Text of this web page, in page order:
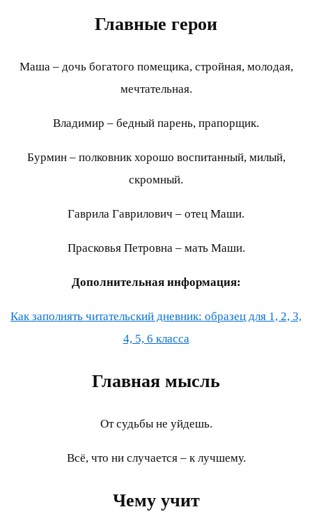
Главные герои
Маша – дочь богатого помещика, стройная, молодая,
мечтательная.
Владимир – бедный парень, прапорщик.
Бурмин – полковник хорошо воспитанный, милый,
скромный.
Гаврила Гаврилович – отец Маши.
Прасковья Петровна – мать Маши.
Дополнительная информация:
Как заполнять читательский дневник: образец для 1, 2, 3,
4, 5, 6 класса
Главная мысль
От судьбы не уйдешь.
Всё, что ни случается – к лучшему.
Чему учит